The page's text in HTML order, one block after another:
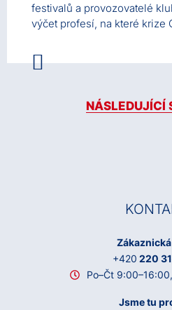
festivalů a provozovatelé
výčet profesí, na které krize
NÁSLEDUJÍCÍ
+420 220
Po–Čt
Jsme tu